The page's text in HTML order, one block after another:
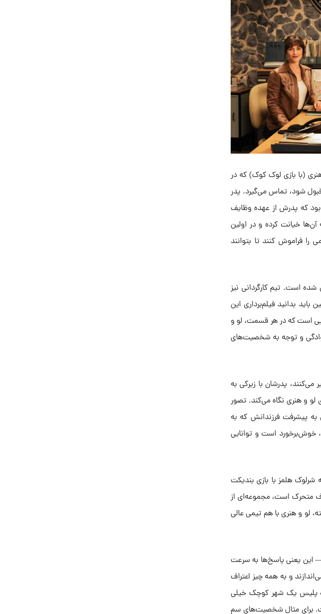
(با بازی لوک کوک) که در
شود، تماس می‌گیرد. پدر
که پدرش از عهده وظایف
آن‌ها خیانت کرده و در اولین
فراموش کنند تا بتوانند
است. تیم کارگردانی نیز
بدانید فیلم‌برداری این
است که در هر قسمت، لو و
و توجه به شخصیت‌های
پدرشان با زیرکی به
و هنری نگاه می‌کند. تصور
پیشرفت فرزندانش که به
خوش‌برخورد است و توانایی
شرلوک هلمز با بازی بندیکت
متحرک است، مجموعه‌ای از
لو و هنری با هم تیمی عالی
این یعنی پاسخ‌ها به سرعت
و به همه چیز اعتراف
پلیس یک شهر کوچک خیلی
برای مثال شخصیت‌های سم